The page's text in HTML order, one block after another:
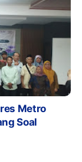
Metro
Soal